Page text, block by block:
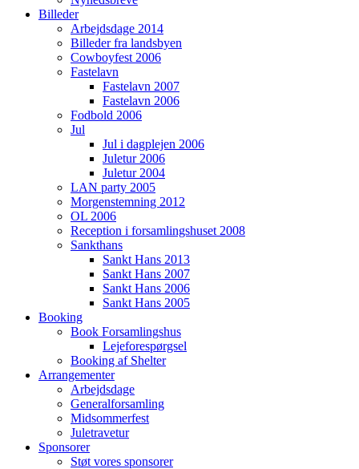
Billeder
Arbejdsdage 2014
Billeder fra landsbyen
Cowboyfest 2006
Fastelavn
Fastelavn 2007
Fastelavn 2006
Fodbold 2006
Jul
Jul i dagplejen 2006
Juletur 2006
Juletur 2004
LAN party 2005
Morgenstemning 2012
OL 2006
Reception i forsamlingshuset 2008
Sankthans
Sankt Hans 2013
Sankt Hans 2007
Sankt Hans 2006
Sankt Hans 2005
Booking
Book Forsamlingshus
Lejeforespørgsel
Booking af Shelter
Arrangementer
Arbejdsdage
Generalforsamling
Midsommerfest
Juletravetur
Sponsorer
Støt vores sponsorer